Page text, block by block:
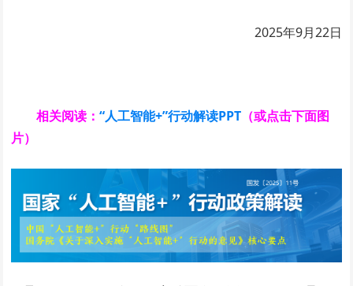
2025年9月22日
相关阅读：“人工智能+”行动解读PPT （或点击下面图
片）